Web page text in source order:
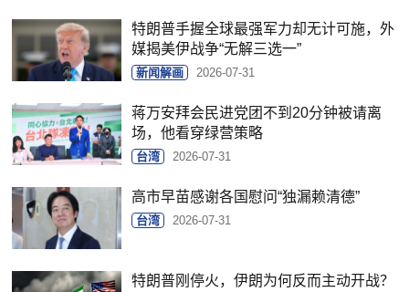
特朗普手握全球最强军力却无计可施，外
媒揭美伊战争“无解三选一”
新闻解画 2026-07-31
蒋万安拜会民进党团不到20分钟被请离
场，他看穿绿营策略
台湾 2026-07-31
高市早苗感谢各国慰问“独漏赖清德”
台湾 2026-07-31
特朗普刚停火，伊朗为何反而主动开战？